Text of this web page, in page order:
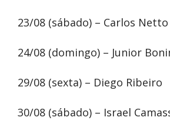
23/08 (sábado) – Carlos Netto
24/08 (domingo) – Junior
29/08 (sexta) – Diego Ribeiro
30/08 (sábado) – Israel